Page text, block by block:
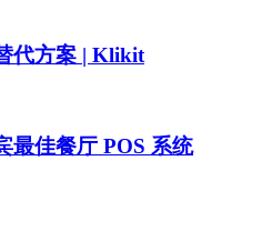
代方案 | Klikit
最佳餐厅 POS 系统